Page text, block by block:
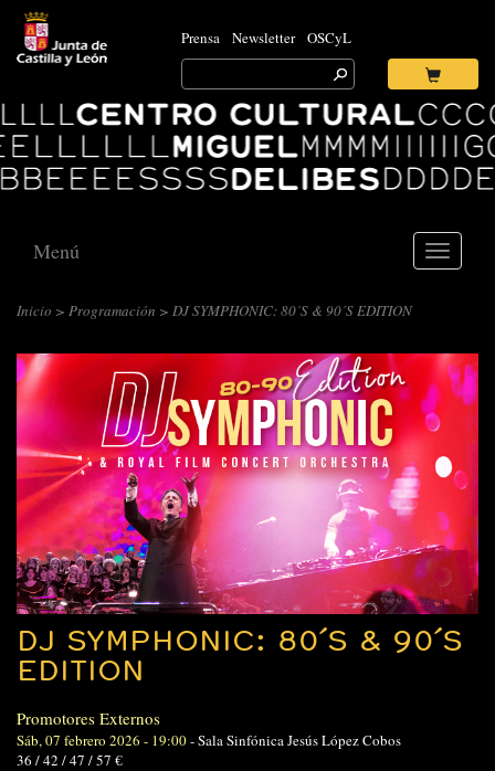
Prensa Newsletter OSCyL
Search
for:
Ok
Centro
Cultural
Miguel
Delibes
Toggle
Menú
Inicio > Programación > DJ SYMPHONIC: 80´S & 90´S EDITION
DJ SYMPHONIC: 80´S & 90´S
EDITION
Promotores Externos
Sáb, 07 febrero 2026 - 19:00-Sala Sinfónica Jesús López Cobos
36 / 42 / 47 / 57 €